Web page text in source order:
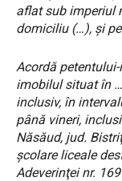
aflat sub imperiul
domiciliu (…), și
Acordă
imobilul situat în
inclusiv, în
până vineri,
Năsăud, jud.
şcolare liceale
Adeverinţei nr.